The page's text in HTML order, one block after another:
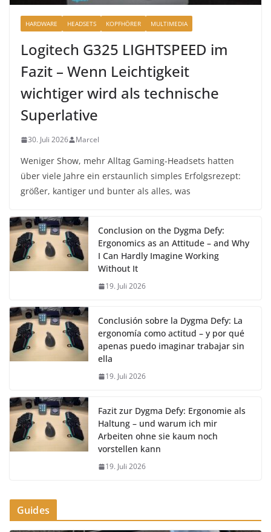
HARDWARE HEADSETS KOPFHÖRER MULTIMEDIA
Logitech G325 LIGHTSPEED im
Fazit – Wenn Leichtigkeit
wichtiger wird als technische
Superlative
30. Juli 2026 Marcel
Weniger Show, mehr Alltag Gaming-Headsets hatten
über viele Jahre ein erstaunlich simples Erfolgsrezept:
größer, kantiger und bunter als alles, was
Conclusion on the Dygma Defy:
Ergonomics as an Attitude – and Why
I Can Hardly Imagine Working
Without It
19. Juli 2026
Conclusión sobre la Dygma Defy: La
ergonomía como actitud – y por qué
apenas puedo imaginar trabajar sin
ella
19. Juli 2026
Fazit zur Dygma Defy: Ergonomie als
Haltung – und warum ich mir
Arbeiten ohne sie kaum noch
vorstellen kann
19. Juli 2026
Guides